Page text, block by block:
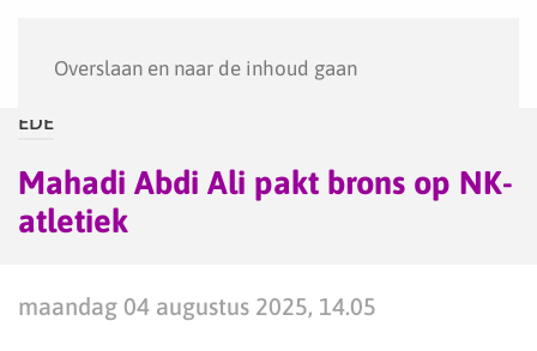
Overslaan en naar de inhoud gaan
EDE
Mahadi Abdi Ali pakt brons op NK-
atletiek
maandag 04 augustus 2025, 14.05